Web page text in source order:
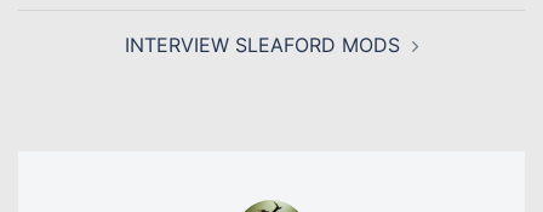
INTERVIEW SLEAFORD MODS